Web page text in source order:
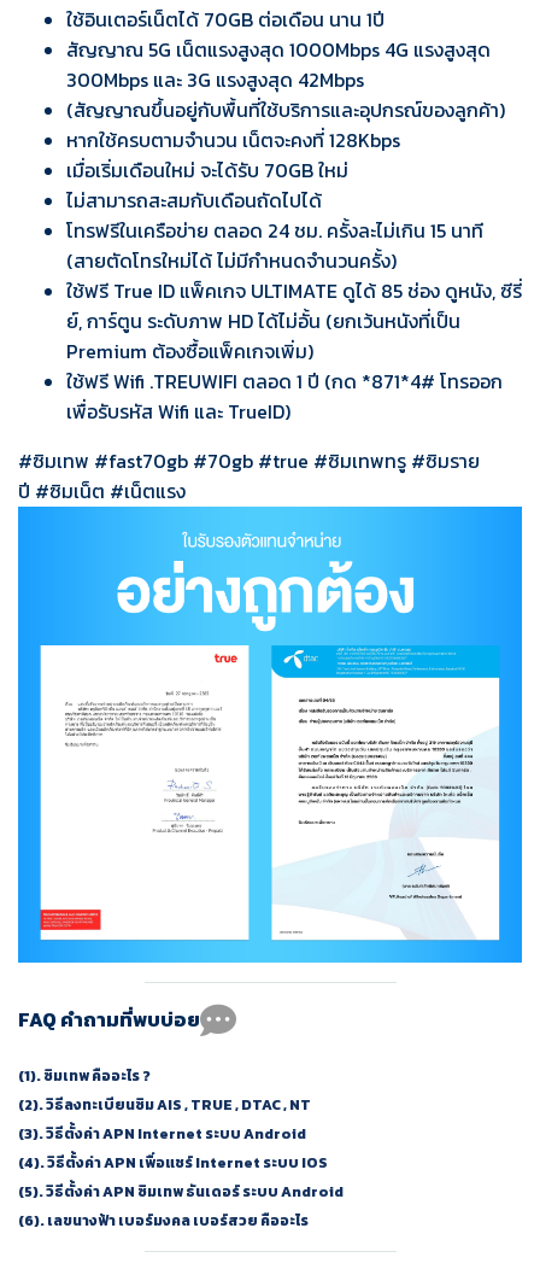
ใช้อินเตอร์เน็ตได้ 70GB ต่อเดือน นาน 1ปี
สัญญาณ 5G เน็ตแรงสูงสุด 1000Mbps 4G แรงสูงสุด
300Mbps และ 3G แรงสูงสุด 42Mbps
(สัญญาณขึ้นอยู่กับพื้นที่ใช้บริการและอุปกรณ์ของลูกค้า)
หากใช้ครบตามจำนวน เน็ตจะคงที่ 128Kbps
เมื่อเริ่มเดือนใหม่ จะได้รับ 70GB ใหม่
ไม่สามารถสะสมกับเดือนถัดไปได้
โทรฟรีในเครือข่าย ตลอด 24 ชม. ครั้งละไม่เกิน 15 นาที
(สายตัดโทรใหม่ได้ ไม่มีกำหนดจำนวนครั้ง)
ใช้ฟรี True ID แพ็คเกจ ULTIMATE ดูได้ 85 ช่อง ดูหนัง, ซีรี่
ย์, การ์ตูน ระดับภาพ HD ได้ไม่อั้น (ยกเว้นหนังที่เป็น
Premium ต้องซื้อแพ็คเกจเพิ่ม)
ใช้ฟรี Wifi .TREUWIFI ตลอด 1 ปี (กด *871*4# โทรออก
เพื่อรับรหัส Wifi และ TrueID)
#ซิมเทพ #fast70gb #70gb #true #ซิมเทพทรู #ซิมราย
ปี #ซิมเน็ต #เน็ตแรง
FAQ คำถามที่พบบ่อย
(1).ซิมเทพ คืออะไร ?
(2).วิธีลงทะเบียนซิม AIS , TRUE , DTAC , NT
(3).วิธีตั้งค่า APN Internet ระบบ Android
(4).วิธีตั้งค่า APN เพื่อแชร์ Internet ระบบ IOS
(5).วิธีตั้งค่า APN ซิมเทพ ธันเดอร์ ระบบ Android
(6).เลขนางฟ้า เบอร์มงคล เบอร์สวย คืออะไร